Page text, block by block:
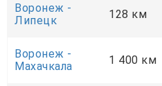
Воронеж -
Липецк
128 км
Воронеж -
Махачкала
1 400 км